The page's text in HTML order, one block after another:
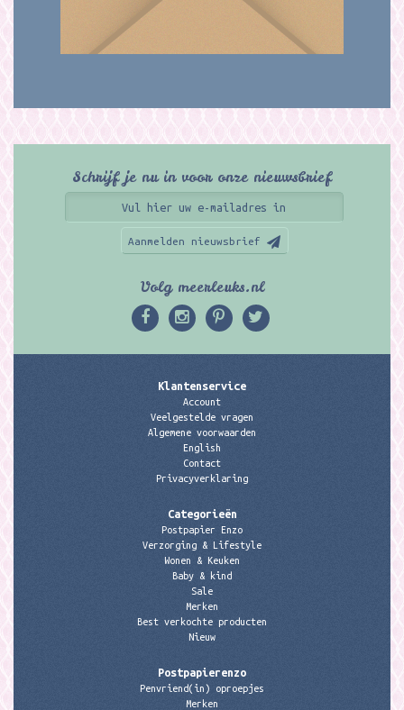
Schrijf je nu in voor onze nieuwsbrief
Aanmelden nieuwsbrief
Volg meerleuks.nl
Klantenservice
Account
Veelgestelde vragen
Algemene voorwaarden
English
Contact
Privacyverklaring
Categorieën
Postpapier Enzo
Verzorging & Lifestyle
Wonen & Keuken
Baby & kind
Sale
Merken
Best verkochte producten
Nieuw
Postpapierenzo
Penvriend(in) oproepjes
Merken